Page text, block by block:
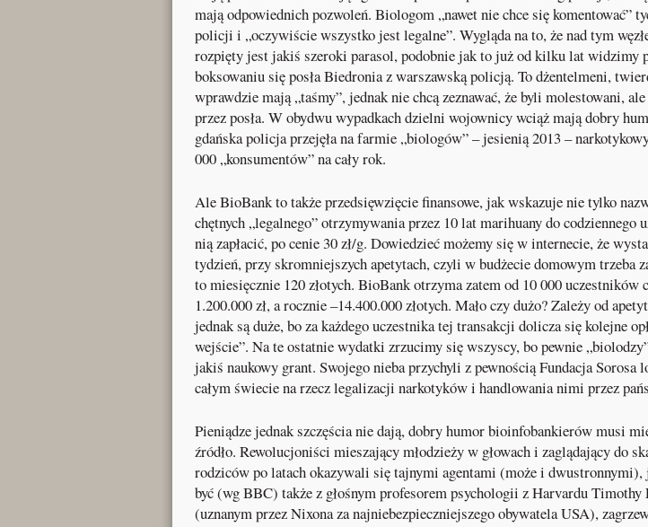
mają odpowiednich pozwoleń. Biologom „nawet nie chce się komentować”
policji i „oczywiście wszystko jest legalne”. Wygląda na to, że nad tym
rozpięty jest jakiś szeroki parasol, podobnie jak to już od kilku lat widzimy
boksowaniu się posła Biedronia z warszawską policją. To dżentelmeni,
wprawdzie mają „taśmy”, jednak nie chcą zeznawać, że byli molestowani,
przez posła. W obydwu wypadkach dzielni wojownicy wciąż mają dobry
gdańska policja przejęła na farmie „biologów” – jesienią 2013 –
000 „konsumentów” na cały rok.
Ale BioBank to także przedsięwzięcie finansowe, jak wskazuje nie tylko
chętnych „legalnego” otrzymywania przez 10 lat marihuany do codziennego
nią zapłacić, po cenie 30 zł/g. Dowiedzieć możemy się w internecie, że
tydzień, przy skromniejszych apetytach, czyli w budżecie domowym trzeba
to miesięcznie 120 złotych. BioBank otrzyma zatem od 10 000 uczestników
1.200.000 zł, a rocznie –14.400.000 złotych. Mało czy dużo? Zależy od
jednak są duże, bo za każdego uczestnika tej transakcji dolicza się kolejne
wejście”. Na te ostatnie wydatki zrzucimy się wszyscy, bo pewnie
jakiś naukowy grant. Swojego nieba przychyli z pewnością Fundacja Sorosa
całym świecie na rzecz legalizacji narkotyków i handlowania nimi przez
Pieniądze jednak szczęścia nie dają, dobry humor bioinfobankierów musi
źródło. Rewolucjoniści mieszający młodzieży w głowach i zaglądający do
rodziców po latach okazywali się tajnymi agentami (może i dwustronnymi),
być (wg BBC) także z głośnym profesorem psychologii z Harvardu Timothy
(uznanym przez Nixona za najniebezpieczniejszego obywatela USA),